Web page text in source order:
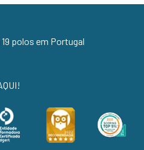
polos em Portugal